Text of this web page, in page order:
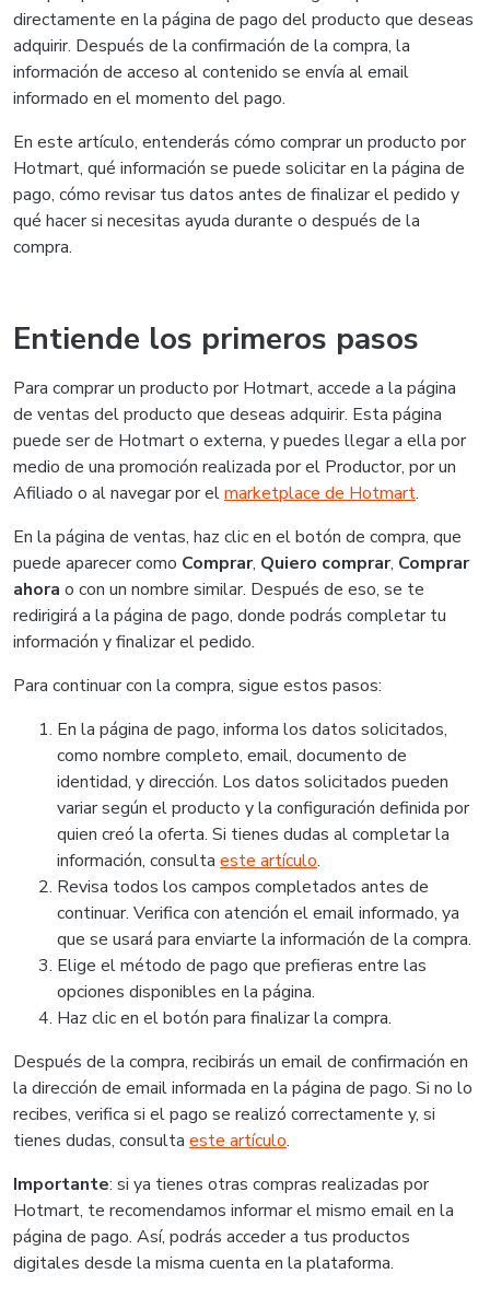
directamente en la página de pago del producto que deseas
adquirir. Después de la confirmación de la compra, la
información de acceso al contenido se envía al email
informado en el momento del pago.
En este artículo, entenderás cómo comprar un producto por
Hotmart, qué información se puede solicitar en la página de
pago, cómo revisar tus datos antes de finalizar el pedido y
qué hacer si necesitas ayuda durante o después de la
compra.
Entiende los primeros pasos
Para comprar un producto por Hotmart, accede a la página
de ventas del producto que deseas adquirir. Esta página
puede ser de Hotmart o externa, y puedes llegar a ella por
medio de una promoción realizada por el Productor, por un
Afiliado o al navegar por elmarketplace de Hotmart.
En la página de ventas, haz clic en el botón de compra, que
puede aparecer como Comprar, Quiero comprar, Comprar
ahora o con un nombre similar. Después de eso, se te
redirigirá a la página de pago, donde podrás completar tu
información y finalizar el pedido.
Para continuar con la compra, sigue estos pasos:
En la página de pago, informa los datos solicitados,
como nombre completo, email, documento de
identidad, y dirección. Los datos solicitados pueden
variar según el producto y la configuración definida por
quien creó la oferta. Si tienes dudas al completar la
información, consulta este artículo.
Revisa todos los campos completados antes de
continuar. Verifica con atención el email informado, ya
que se usará para enviarte la información de la compra.
Elige el método de pago que prefieras entre las
opciones disponibles en la página.
Haz clic en el botón para finalizar la compra.
Después de la compra, recibirás un email de confirmación en
la dirección de email informada en la página de pago. Si no lo
recibes, verifica si el pago se realizó correctamente y, si
tienes dudas, consulta este artículo.
Importante: si ya tienes otras compras realizadas por
Hotmart, te recomendamos informar el mismo email en la
página de pago. Así, podrás acceder a tus productos
digitales desde la misma cuenta en la plataforma.